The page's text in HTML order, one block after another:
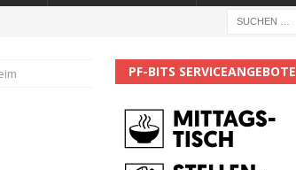
PF-BITS SERVICEANGEBOTE